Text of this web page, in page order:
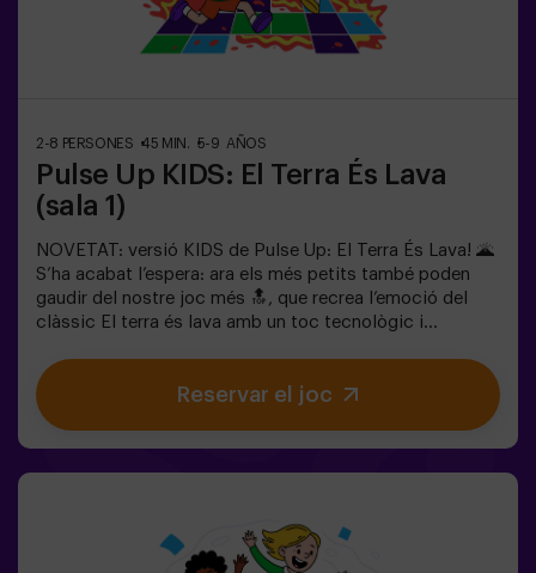
Combat! 🔥 Divideix el teu grup de 6 a 12 persones en 2
equips, cadascun competint per aconseguir el major
nombre de punts.✅ Ideal per a plans amb amics |
adult, que comptarà com a jugador.
2-8 PERSONES 45 MIN. 5-9 AÑOS
Pulse Up KIDS: El Terra És Lava
(sala 1)
NOVETAT: versió KIDS de Pulse Up: El Terra És Lava! 🌋
S’ha acabat l’espera: ara els més petits també poden
gaudir del nostre joc més 🔝, que recrea l’emoció del
clàssic El terra és lava amb un toc tecnològic i
estimulen el cos i la ment🎉 Ideal per a festes infantils i
aniversaris plens d’emoció🎁 Records inoblidables i
sorpreses per a tots els participants👧👦 Per a nens i
puguin descansar, hidratar-se i recuperar energies abans
de continuar la diversió.Els infants hauran de
Reservar el joc